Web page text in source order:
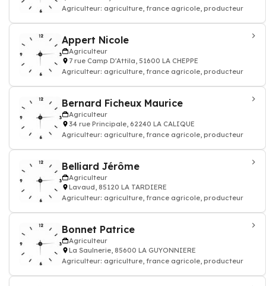
Agriculteur: agriculture, france agricole, producteur
Appert Nicole
Agriculteur
7 rue Camp D'Attila, 51600 LA CHEPPE
Agriculteur: agriculture, france agricole, producteur
Bernard Ficheux Maurice
Agriculteur
34 rue Principale, 62240 LA CALIQUE
Agriculteur: agriculture, france agricole, producteur
Belliard Jérôme
Agriculteur
Lavaud, 85120 LA TARDIERE
Agriculteur: agriculture, france agricole, producteur
Bonnet Patrice
Agriculteur
La Saulnerie, 85600 LA GUYONNIERE
Agriculteur: agriculture, france agricole, producteur